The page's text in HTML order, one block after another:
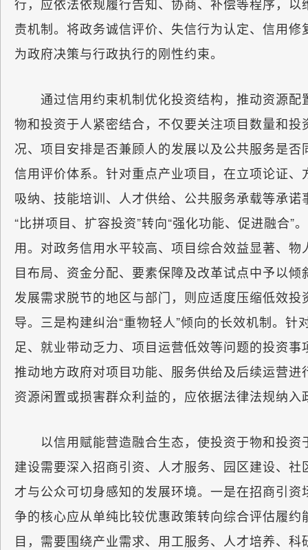
责机制。将政务诚信评价、失信行为认定、信用
为政府决策与行政执行的刚性约束。
通过信用约束机制优化投资结构，推动资源配
物和投资于人紧密结合，不仅要关注项目数量和
况、项目安排是否兼顾人的发展以及公共服务是
信用评价体系。针对重点产业项目，在立项论证
吸纳、技能培训、人才供给、公共服务承载等承
“比拼项目、扩容投资”转向“强化功能、促进融合
用。对政务信用水平较高、项目综合效益显著、
目布局、资金分配、要素保障及改革试点中予以
发展需求脱节的地区与部门，则应适度压缩低效
导。三是构建纠治“重物轻人”倾向的长效机制。
足、就业带动乏力、项目运营低效等问题的投资
推动地方政府对项目功能、服务供给及后续运营
资源闲置或损害群众利益的，应依据法律法规纳
以信用赋能营造融合生态，使投资于物和投资
建设需要深入招商引资、人才服务、园区建设、
才与公众可切身感知的发展环境。一是在招商引
争的核心应从单纯比较优惠政策转向综合评估履
目，需要围绕产业需求、用工服务、人才培养、